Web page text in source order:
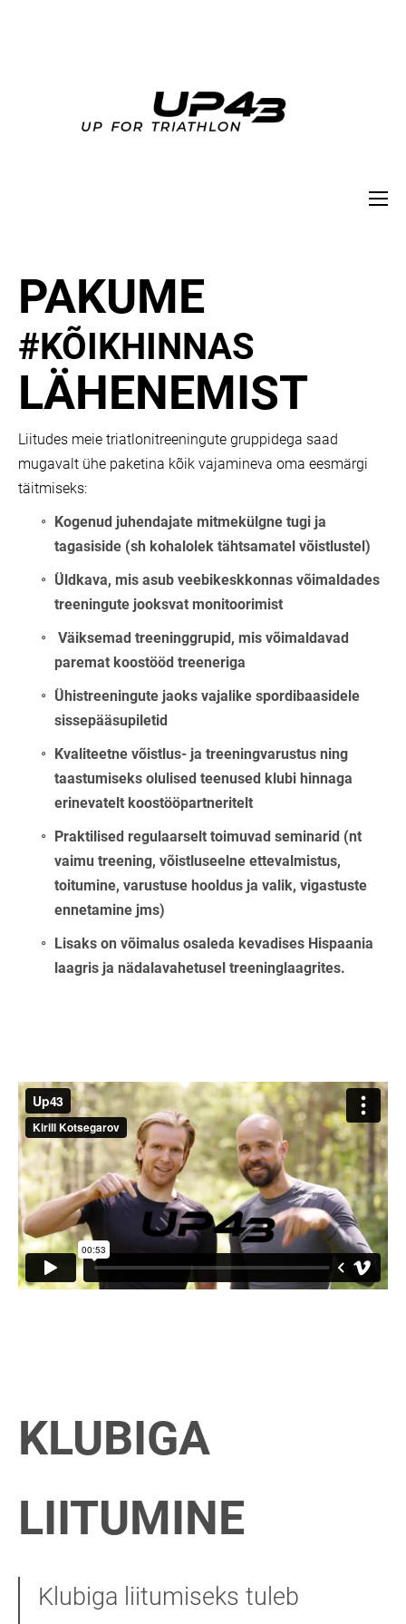
PAKUME
#KÕIKHINNAS
LÄHENEMIST
Liitudes meie triatlonitreeningute gruppidega saad
mugavalt ühe paketina kõik vajamineva oma eesmärgi
täitmiseks:
Kogenud juhendajate mitmekülgne tugi ja
tagasiside (sh kohalolek tähtsamatel võistlustel)
Üldkava, mis asub veebikeskkonnas võimaldades
treeningute jooksvat monitoorimist
Väiksemad treeninggrupid, mis võimaldavad
paremat koostööd treeneriga
Ühistreeningute jaoks vajalike spordibaasidele
sissepääsupiletid
Kvaliteetne võistlus- ja treeningvarustus ning
taastumiseks olulised teenused klubi hinnaga
erinevatelt koostööpartneritelt
Praktilised regulaarselt toimuvad seminarid (nt
vaimu treening, võistluseelne ettevalmistus,
toitumine, varustuse hooldus ja valik, vigastuste
ennetamine jms)
Lisaks on võimalus osaleda kevadises Hispaania
laagris ja nädalavahetusel treeninglaagrites.
KLUBIGA
LIITUMINE
Klubiga liitumiseks tuleb